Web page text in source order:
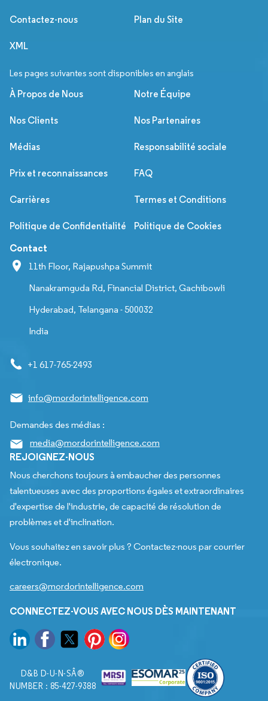
Contactez-nous Plan du Site
XML
Les pages suivantes sont disponibles en anglais
À Propos de Nous Notre Équipe
Nos Clients Nos Partenaires
Médias Responsabilité sociale
Prix et reconnaissances FAQ
Carrières Termes et Conditions
Politique de Confidentialité Politique de Cookies
Contact
11th Floor, Rajapushpa Summit
Nanakramguda Rd, Financial District, Gachibowli
Hyderabad, Telangana - 500032
India
+1 617-765-2493
info@mordorintelligence.com
Demandes des médias :
media@mordorintelligence.com
REJOIGNEZ-NOUS
Nous cherchons toujours à embaucher des personnes
talentueuses avec des proportions égales et extraordinaires
d'expertise de l'industrie, de capacité de résolution de
problèmes et d'inclination.
Vous souhaitez en savoir plus ? Contactez-nous par courrier
électronique.
careers@mordorintelligence.com
CONNECTEZ-VOUS AVEC NOUS DÈS MAINTENANT
D&B D-U-N-SÂ®
NUMBER : 85-427-9388